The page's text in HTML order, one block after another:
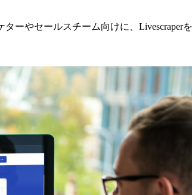
ーやセールスチーム向けに、Livescraper